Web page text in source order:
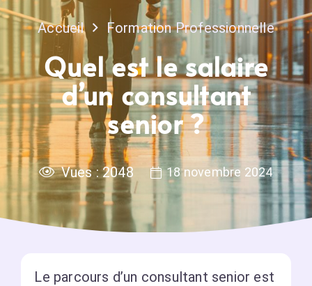
Accueil Formation Professionnelle
Quel est le salaire
d’un consultant
senior ?
Vues :2048 18 novembre 2024
Le parcours d’un consultant senior est